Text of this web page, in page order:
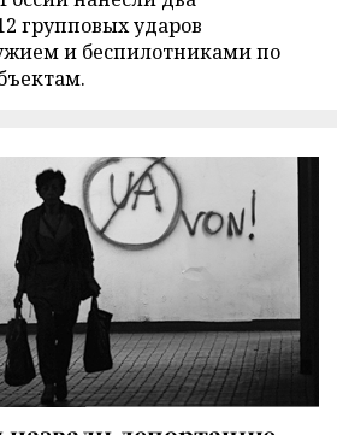
групповых ударов
и беспилотниками по